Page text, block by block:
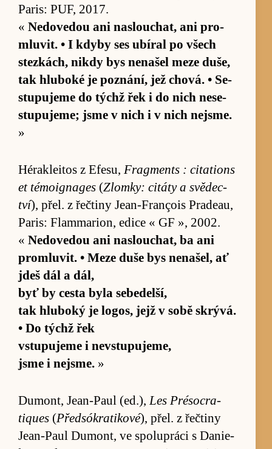
Pa­ris: PUF, 2017.
« Ne­dove­dou ani na­slou­chat, ani pro­
mlu­vit. • I kdyby ses ubí­ral po všech
stez­kách, nikdy bys nena­šel meze du­še,
tak hlu­boké je po­znání, jež chová. • Se­
stu­pujeme do týchž řek i do nich ne­se­
stu­puje­me; jsme v nich i v nich nejsme.
»
Héra­klei­tos z Efe­su, Frag­ments : ci­tati­ons
et té­mo­ignages (Zlomky: ci­táty a svě­dec­
tví), přel. z řečtiny Je­an-François Pra­de­au,
Pa­ris: Flam­ma­ri­on, edice « GF », 2002.
« Ne­dove­dou ani na­slou­chat, ba ani
pro­mlu­vit. • Meze duše bys nena­šel, ať
jdeš dál a dál,
byť by cesta byla se­be­delší,
tak hlu­boký je logos, jejž v sobě skrývá.
• Do týchž řek
vstu­pujeme i ne­vstu­puje­me,
jsme i nejsme. »
Dumont, Je­an-Paul (ed.), Les Préso­cra­
tiques (Předsókratikové), přel. z řečtiny
Je­an-Paul Dumont, ve spo­lu­práci s Danie­